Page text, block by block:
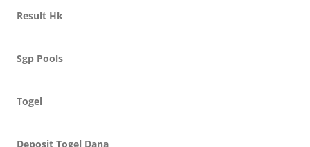
Result Hk
Sgp Pools
Togel
Deposit Togel Dana